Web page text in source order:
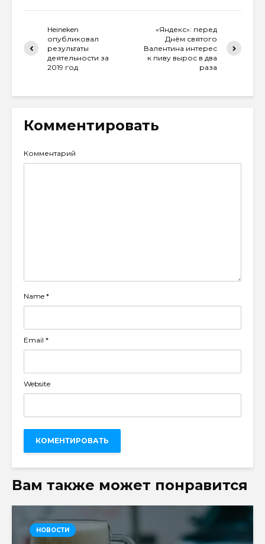
Heineken
опубликовал
результаты
деятельности за
2019 год
«Яндекс»: перед
Днём святого
Валентина интерес
к пиву вырос в два
раза
Комментировать
Комментарий
Name *
Email *
Website
Вам также может понравится
НОВОСТИ